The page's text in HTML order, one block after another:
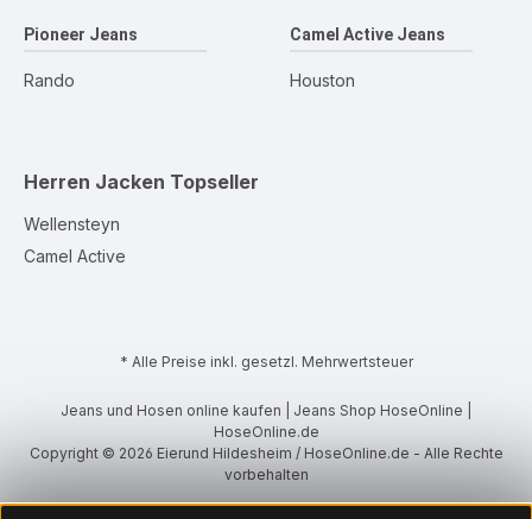
Pioneer Jeans
Rando
Camel Active Jeans
Houston
Herren Jacken Topseller
Wellensteyn
Camel Active
* Alle Preise inkl. gesetzl. Mehrwertsteuer
Jeans und Hosen online kaufen | Jeans Shop HoseOnline |
HoseOnline.de
Copyright © 2026 Eierund Hildesheim / HoseOnline.de - Alle Rechte
vorbehalten